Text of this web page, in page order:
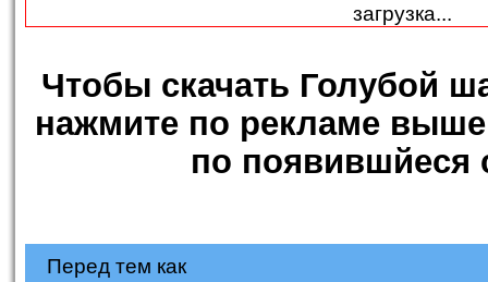
загрузка...
Чтобы скачать Голубой
нажмите по рекламе
по появившйеся
Перед тем как